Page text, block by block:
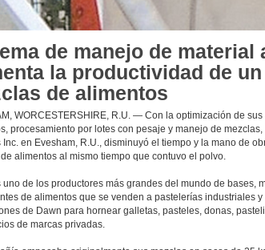
de manejo de material
la productividad de
de alimentos
WORCESTERSHIRE, R.U. — Con la optimización de
procesamiento por lotes con pesaje y manejo de
Inc. en Evesham, R.U., disminuyó el tiempo y la mano de
alimentos al mismo tiempo que contuvo el polvo.
uno de los productores más grandes del mundo de bases,
de alimentos que se venden a pastelerías industriales
de Dawn para hornear galletas, pasteles, donas,
de marcas privadas.